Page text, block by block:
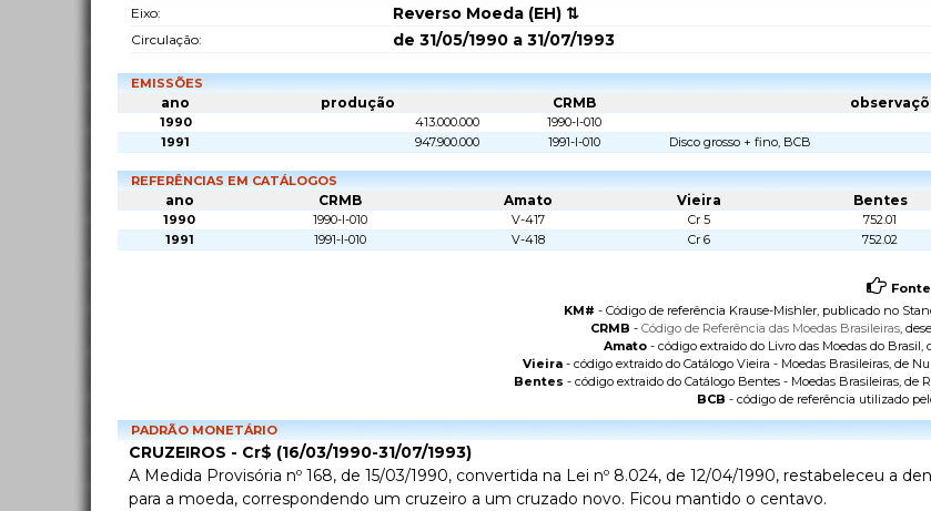
Eixo: Reverso Moeda (EH) ⇅
Circulação: de 31/05/1990 a 31/07/1993
EMISSÕES
ano produção CRMB
1990 413.000.000
1990-I-010
1991
947.900.000 1991-I-010 Disco grosso + fino, BCB
REFERÊNCIAS EM CATÁLOGOS
ano CRMB Amato Vieira Bentes
1990 1990-I-010 V-417 Cr 5 752.01
1991
1991-I-010 V-418 Cr 6 752.02
KM# - Código de referência Krause-Mishler, publicado no
CRMB - Código de Referência das Moedas Brasileiras,
Amato - código extraido do Livro das Moedas do Brasil,
Vieira - código extraido do Catálogo Vieira - Moedas Brasileiras, de
Bentes - código extraido do Catálogo Bentes - Moedas Brasileiras, de
BCB - código de referência utilizado
PADRÃO MONETÁRIO
CRUZEIROS - Cr$ (16/03/1990-31/07/1993)
A Medida Provisória nº 168, de 15/03/1990, convertida na Lei nº 8.024, de 12/04/1990, restabeleceu a
para a moeda, correspondendo um cruzeiro a um cruzado novo. Ficou mantido o centavo.